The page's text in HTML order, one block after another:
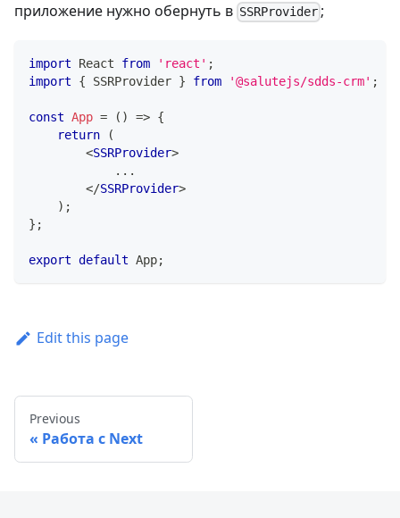
приложение нужно обернуть в SSRProvider ;
import React from 'react' ;
import
{ SSRProvider } from '@salutejs/sdds-crm' ;
const App = ( ) => {
return
(
<SSRProvider>
            ...
</SSRProvider>
) ;
} ;
export default App;
Edit this page
Previous
Работа с Next